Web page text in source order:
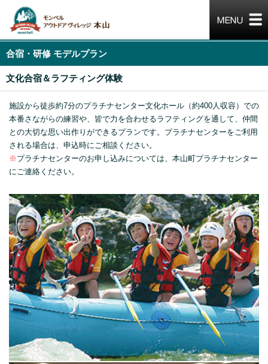
合宿・研修 モデルプラン
文化合宿＆ラフティング体験
施設から徒歩約7分のプラチナセンター文化ホール（約400人収容）での
本番さながらの練習や、皆で力を合わせるラフティングを通して、仲間
との大切な思い出作りができるプランです。プラチナセンターをご利用
される場合は、申込時にご相談ください。
※ プラチナセンターのお申し込みについては、本山町プラチナセンター
にご連絡ください。